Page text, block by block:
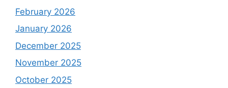
February 2026
January 2026
December 2025
November 2025
October 2025